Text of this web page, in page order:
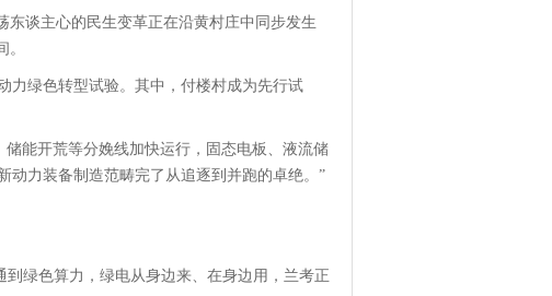
东谈主心的民生变革正在沿黄村庄中同步发生
力绿色转型试验。其中，付楼村成为先行试
能开荒等分娩线加快运行，固态电板、液流储
动力装备制造范畴完了从追逐到并跑的卓绝。”
绿色算力，绿电从身边来、在身边用，兰考正